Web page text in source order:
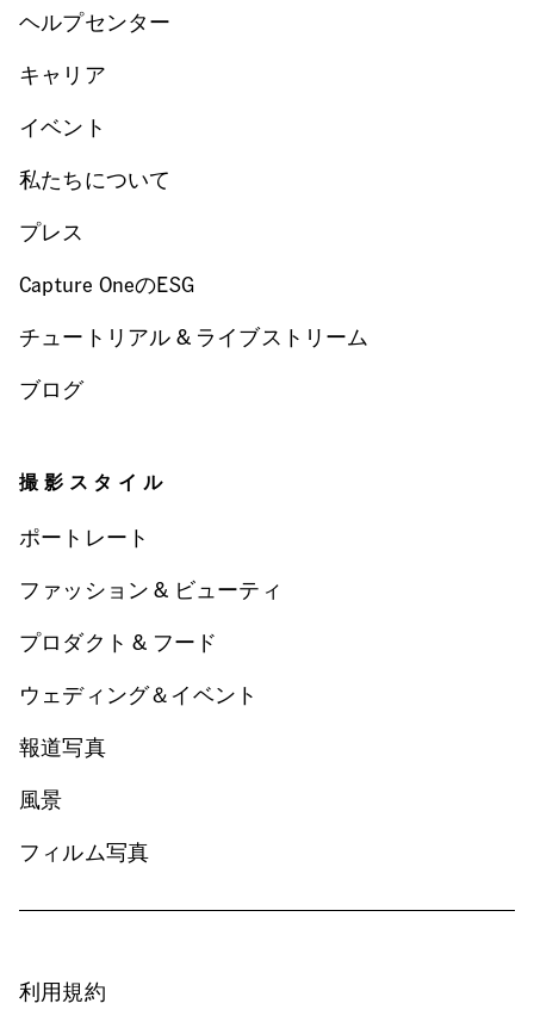
ヘルプセンター
キャリア
イベント
私たちについて
プレス
Capture OneのESG
チュートリアル & ライブストリーム
ブログ
撮影スタイル
ポートレート
ファッション & ビューティ
プロダクト & フード
ウェディング＆イベント
報道写真
風景
フィルム写真
利用規約